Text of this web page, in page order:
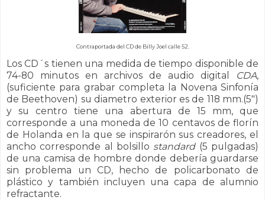
Contraportada del CD de Billy Joel calle 52.
Los CD´s tienen una medida de tiempo disponible de
74-80 minutos en archivos de audio digital
CDA,
(suficiente para grabar completa la Novena Sinfonía
de Beethoven) su diametro exterior es de 118 mm.(5")
y su centro tiene una abertura de 15 mm, que
corresponde a una moneda de 10 centavos de florín
de Holanda en la que se inspirarón sus creadores, el
ancho corresponde al bolsillo standard(5 pulgadas)
de una camisa de hombre donde debería guardarse
sin problema un CD, hecho de policarbonato de
plástico y también incluyen una capa de alumnio
refractante.